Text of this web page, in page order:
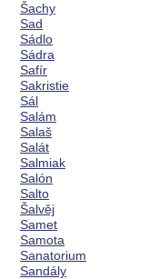
Šachy
Sad
Sádlo
Sádra
Safír
Sakristie
Sál
Salám
Salaš
Salát
Salmiak
Salón
Salto
Šalvěj
Samet
Samota
Sanatorium
Sandály